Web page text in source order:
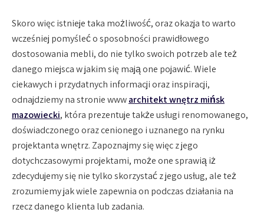
Skoro więc istnieje taka możliwość, oraz okazja to warto
wcześniej pomyśleć o sposobności prawidłowego
dostosowania mebli, do nie tylko swoich potrzeb ale też
danego miejsca w jakim się mają one pojawić. Wiele
ciekawych i przydatnych informacji oraz inspiracji,
odnajdziemy na stronie wwwarchitekt wnętrz mińsk
mazowiecki, która prezentuje także usługi renomowanego,
doświadczonego oraz cenionego i uznanego na rynku
projektanta wnętrz. Zapoznajmy się więc z jego
dotychczasowymi projektami, może one sprawią iż
zdecydujemy się nie tylko skorzystać z jego usług, ale też
zrozumiemy jak wiele zapewnia on podczas działania na
rzecz danego klienta lub zadania.